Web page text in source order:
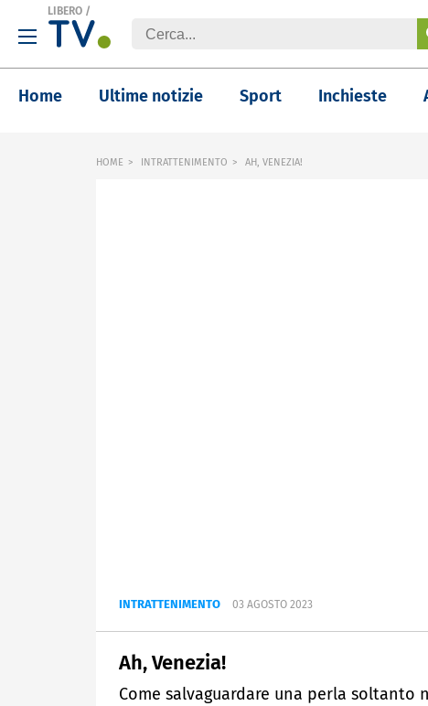
LIBERO /
Home Ultime notizie Sport Inchieste
HOME INTRATTENIMENTO AH, VENEZIA!
INTRATTENIMENTO 03 AGOSTO 2023
Ah, Venezia!
Come salvaguardare una perla soltanto